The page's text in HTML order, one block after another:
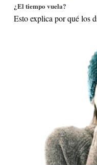
¿El tiempo vuela?
Esto explica por qué los